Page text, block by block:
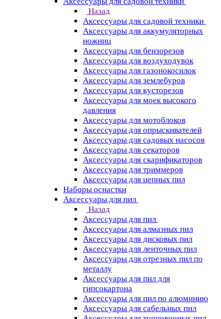
Назад
Аксессуары для садовой техники
Аксессуары для аккумуляторных
ножниц
Аксессуары для бензорезов
Аксессуары для воздуходувок
Аксессуары для газонокосилок
Аксессуары для землебуров
Аксессуары для кусторезов
Аксессуары для моек высокого
давления
Аксессуары для мотоблоков
Аксессуары для опрыскивателей
Аксессуары для садовых насосов
Аксессуары для секаторов
Аксессуары для скарификаторов
Аксессуары для триммеров
Аксессуары для цепных пил
Наборы оснастки
Аксессуары для пил
Назад
Аксессуары для пил
Аксессуары для алмазных пил
Аксессуары для дисковых пил
Аксессуары для ленточных пил
Аксессуары для отрезных пил по
металлу
Аксессуары для пил для
гипсокартона
Аксессуары для пил по алюминию
Аксессуары для сабельных пил